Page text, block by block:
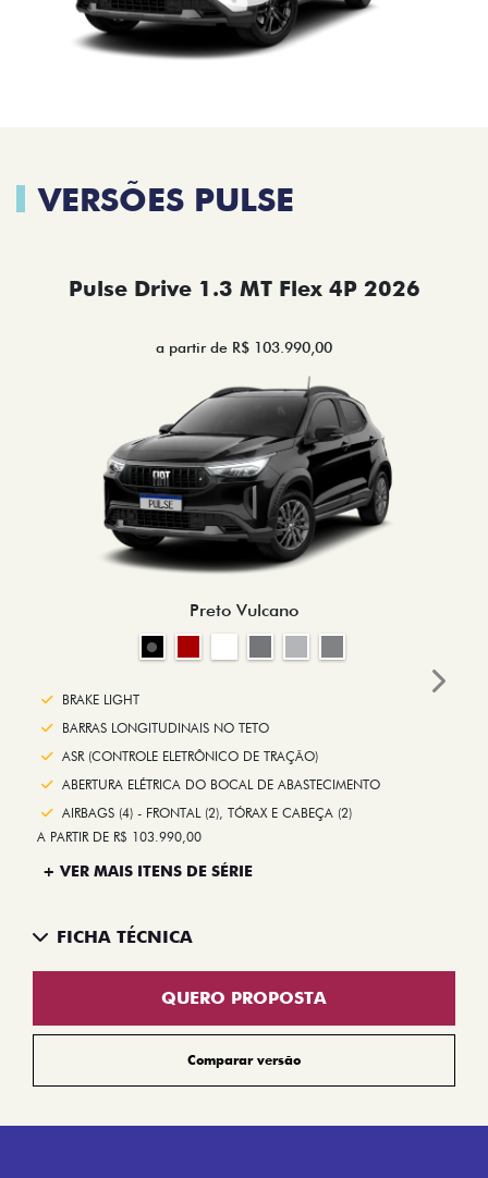
VERSÕES PULSE
Pulse Drive 1.3 MT Flex 4P 2026
a partir de R$ 103.990,00
Preto Vulcano
BRAKE LIGHT
BARRAS LONGITUDINAIS NO TETO
ASR (CONTROLE ELETRÔNICO DE TRAÇÃO)
ABERTURA ELÉTRICA DO BOCAL DE ABASTECIMENTO
AIRBAGS (4) - FRONTAL (2), TÓRAX E CABEÇA (2)
A PARTIR DE R$ 103.990,00
+ VER MAIS ITENS DE SÉRIE
FICHA TÉCNICA
QUERO PROPOSTA
Comparar versão
Next